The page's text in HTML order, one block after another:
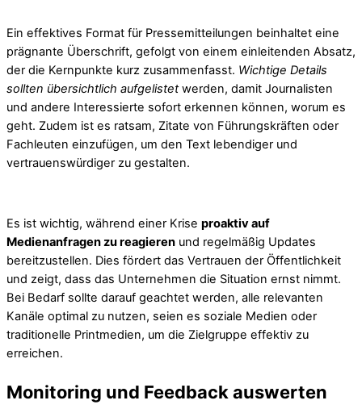
Ein effektives Format für Pressemitteilungen beinhaltet eine
prägnante Überschrift, gefolgt von einem einleitenden Absatz,
der die Kernpunkte kurz zusammenfasst. Wichtige Details
sollten übersichtlich aufgelistetwerden, damit Journalisten
und andere Interessierte sofort erkennen können, worum es
geht. Zudem ist es ratsam, Zitate von Führungskräften oder
Fachleuten einzufügen, um den Text lebendiger und
vertrauenswürdiger zu gestalten.
Es ist wichtig, während einer Krise proaktiv auf
Medienanfragen zu reagieren und regelmäßig Updates
bereitzustellen. Dies fördert das Vertrauen der Öffentlichkeit
und zeigt, dass das Unternehmen die Situation ernst nimmt.
Bei Bedarf sollte darauf geachtet werden, alle relevanten
Kanäle optimal zu nutzen, seien es soziale Medien oder
traditionelle Printmedien, um die Zielgruppe effektiv zu
erreichen.
Monitoring und Feedback auswerten